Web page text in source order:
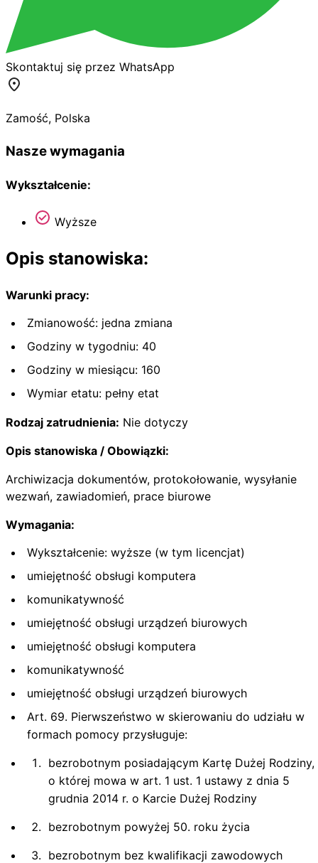
Skontaktuj się przez WhatsApp
Zamość, Polska
Nasze wymagania
Wykształcenie:
Wyższe
Opis stanowiska:
Warunki pracy:
Zmianowość: jedna zmiana
Godziny w tygodniu: 40
Godziny w miesiącu: 160
Wymiar etatu: pełny etat
Rodzaj zatrudnienia: Nie dotyczy
Opis stanowiska / Obowiązki:
Archiwizacja dokumentów, protokołowanie, wysyłanie
wezwań, zawiadomień, prace biurowe
Wymagania:
Wykształcenie: wyższe (w tym licencjat)
umiejętność obsługi komputera
komunikatywność
umiejętność obsługi urządzeń biurowych
umiejętność obsługi komputera
komunikatywność
umiejętność obsługi urządzeń biurowych
Art. 69. Pierwszeństwo w skierowaniu do udziału w
formach pomocy przysługuje:
bezrobotnym posiadającym Kartę Dużej Rodziny,
o której mowa w art. 1 ust. 1 ustawy z dnia 5
grudnia 2014 r. o Karcie Dużej Rodziny
bezrobotnym powyżej 50. roku życia
bezrobotnym bez kwalifikacji zawodowych